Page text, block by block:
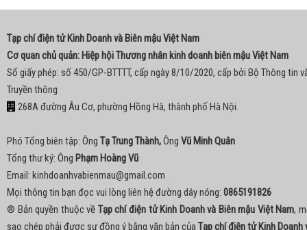
Tạp chí điện tử Kinh Doanh và Biên mậu Việt Nam
Cơ quan chủ quản: Hiệp hội Thương nhân kinh doanh biên mậu Việt Nam
Số giấy phép: số 450/GP-BTTTT, cấp ngày 8/10/2020, cấp bởi Bộ Thông tin
Truyền thông
268A đường Âu Cơ, phường Hồng Hà, thành phố Hà Nội.
Phó Tổng biên tập: Ông Tạ Trung Thành,Ông Vũ Minh Quân
Tổng thư ký: Ông Phạm Hoàng Vũ
Email: kinhdoanhvabienmau@gmail.com
Mọi thông tin bạn đọc vui lòng liên hệ đường dây nóng: 0865191826
® Bản quyền thuộc về Tạp chí điện tử Kinh Doanh và Biên mậu Việt Nam,
sao chép phải được sự đồng ý bằng văn bản củaTạp chí điện tử Kinh Doanh